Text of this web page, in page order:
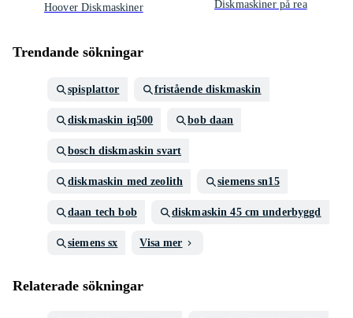
Hoover Diskmaskiner Diskmaskiner på rea
Trendande sökningar
spisplattor fristående diskmaskin
diskmaskin iq500 bob daan
bosch diskmaskin svart
diskmaskin med zeolith siemens sn15
daan tech bob diskmaskin 45 cm underbyggd
siemens sx Visa mer
Relaterade sökningar